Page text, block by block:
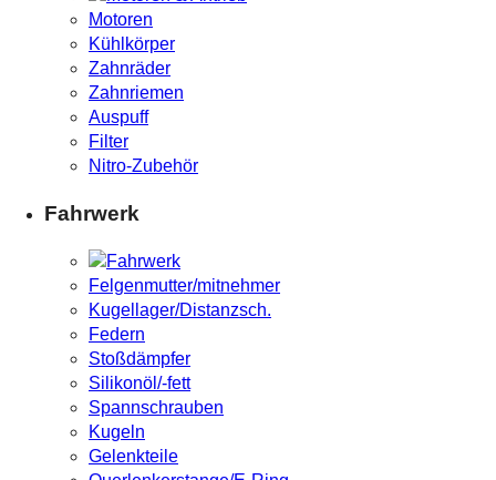
Motoren
Kühlkörper
Zahnräder
Zahnriemen
Auspuff
Filter
Nitro-Zubehör
Fahrwerk
Felgenmutter/mitnehmer
Kugellager/Distanzsch.
Federn
Stoßdämpfer
Silikonöl/-fett
Spannschrauben
Kugeln
Gelenkteile